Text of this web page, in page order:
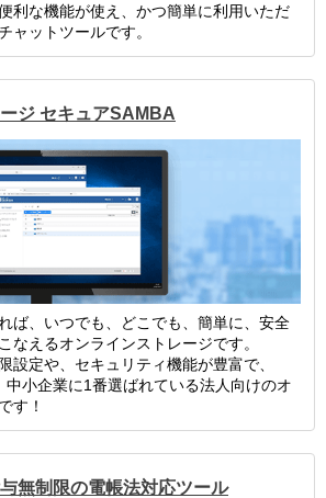
利な機能が使え、かつ簡単に利用いただ
ャットツールです。
ジ セキュアSAMBA
ば、いつでも、どこでも、簡単に、安全
なえるオンラインストレージです。
設定や、セキュリティ機能が豊富で、
小企業に1番選ばれている法人向けのオ
す！
無制限の電帳法対応ツール